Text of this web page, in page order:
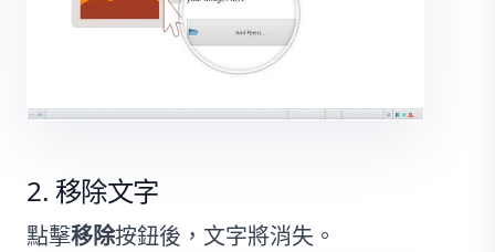
移除文字
點擊移除按鈕後，文字將消失。